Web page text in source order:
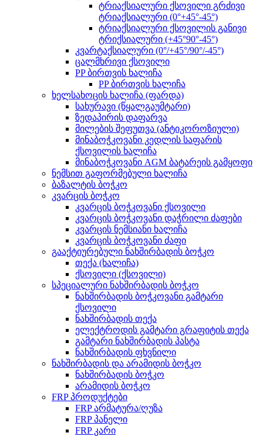
ტრიაქსიალური ქსოვილი გრძივი
ტრიაქსიალური (0°+45°-45°)
ტრიაქსიალური ქსოვილის განივი
ტრიქსიალური (+45°90°-45°)
კვარტაქსიალური (0°/+45°/90°/-45°)
ცალმხრივი ქსოვილი
PP ბირთვის ხალიჩა
PP ბირთვის ხალიჩა
ხელსახოცის ხალიჩა (ფარდა)
სახურავი (წყალგაუმტარი)
ზედაპირის დაფარვა
მილების შეფუთვა (ანტიკოროზიული)
მინაბოჭკოვანი კედლის საფარის
ქსოვილის ხალიჩა
მინაბოჭკოვანი AGM ბატარეის გამყოფი
ნემსით გაფორმებული ხალიჩა
ბაზალტის ბოჭკო
კვარცის ბოჭკო
კვარცის ბოჭკოვანი ქსოვილი
კვარცის ბოჭკოვანი დაჭრილი ძაფები
კვარცის ნემსიანი ხალიჩა
კვარცის ბოჭკოვანი ძაფი
გააქტიურებული ნახშირბადის ბოჭკო
თექა (ხალიჩა)
ქსოვილი (ქსოვილი)
სპეციალური ნახშირბადის ბოჭკო
ნახშირბადის ბოჭკოვანი გამტარი
ქსოვილი
ნახშირბადის თექა
ელექტროდის გამტარი გრაფიტის თექა
გამტარი ნახშირბადის პასტა
ნახშირბადის ფხვნილი
ნახშირბადის და არამიდის ბოჭკო
ნახშირბადის ბოჭკო
არამიდის ბოჭკო
FRP პროდუქტები
FRP არმატურა/ღუზა
FRP პანელი
FRP კარი